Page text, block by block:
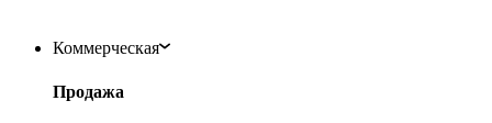
Коммерческая
Продажа